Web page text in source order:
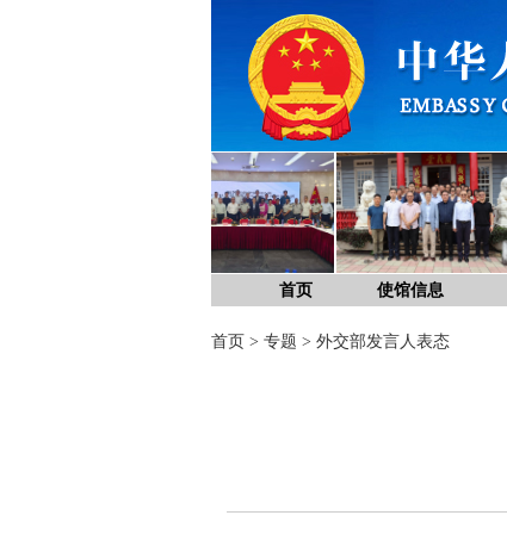
首页 使馆信息
首页 > 专题 > 外交部发言人表态